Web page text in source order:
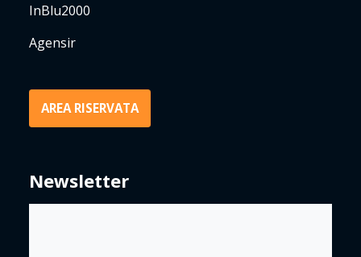
InBlu2000
Agensir
AREA RISERVATA
Newsletter